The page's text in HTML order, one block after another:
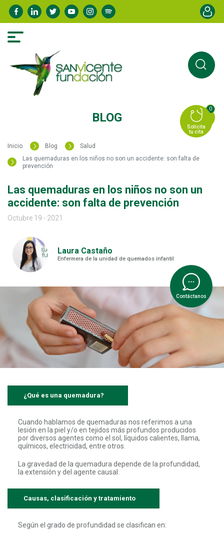
Pasar
al
Menú
BLOG
0
Inicio Blog
Salud
Las quemaduras en los niños no son un accidente: son falta de
prevención
Las quemaduras en los niños no son un
accidente: son falta de prevención
Octubre 19 - 2021
Laura Castaño
Enfermera de la unidad de quemados infantil
¿Qué es una quemadura?
Cuando hablamos de quemaduras nos referimos a una
lesión en la piel y/o en tejidos más profundos producidos
por diversos agentes como el sol, líquidos calientes, llama,
químicos, electricidad, entre otros.
La gravedad de la quemadura depende de la profundidad,
la extensión y del agente causal.
Causas, clasificación y tratamiento
Según el grado de profundidad se clasifican en:
Contáctanos
Solicita
tu cita